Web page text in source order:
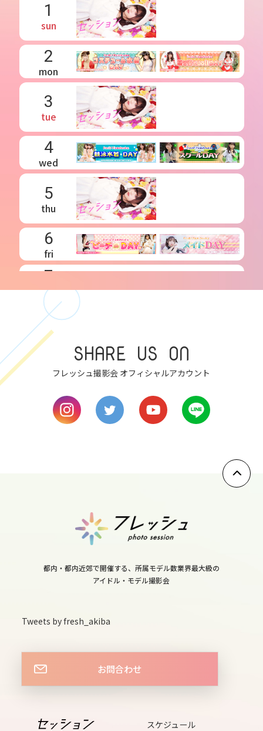
1
sun
2
mon
3
tue
4
wed
5
thu
6
fri
7
sat
8
sun
10
tue
sat
16
17
tue
wed
SHARE US ON
フレッシュ撮影会 オフィシャルアカウント
都内・都内近郊で開催する、所属モデル数業界最大級の
アイドル・モデル撮影会
Tweets by fresh_akiba
お問合わせ
スケジュール